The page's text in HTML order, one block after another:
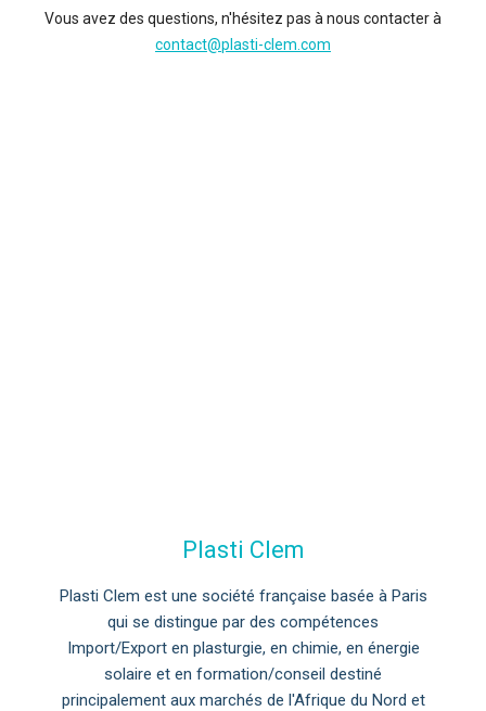
Vous avez des questions, n'hésitez pas à nous contacter à
contact@plasti-clem.com
Plasti Clem
Plasti Clem est une société française basée à Paris
qui se distingue par des compétences
Import/Export en plasturgie, en chimie, en énergie
solaire et en formation/conseil destiné
principalement aux marchés de l'Afrique du Nord et